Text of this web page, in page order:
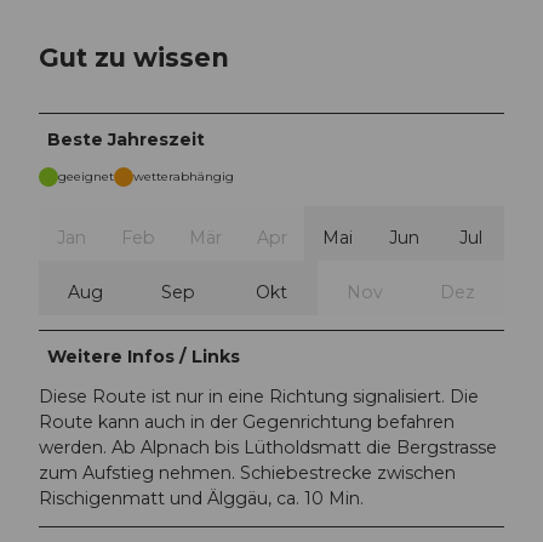
Gut zu wissen
Beste Jahreszeit
geeignet wetterabhängig
Jan Feb Mär Apr Mai Jun Jul
Aug Sep Okt Nov Dez
Weitere Infos / Links
Diese Route ist nur in eine Richtung signalisiert. Die
Route kann auch in der Gegenrichtung befahren
werden. Ab Alpnach bis Lütholdsmatt die Bergstrasse
zum Aufstieg nehmen. Schiebestrecke zwischen
Rischigenmatt und Älggäu, ca. 10 Min.